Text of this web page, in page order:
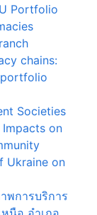
Portfolio
chains:
Societies
on
Ukraine on
พการบริการ